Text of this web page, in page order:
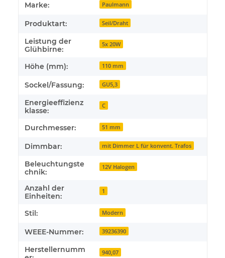
Marke: Paulmann
Produktart: Seil/Draht
Leistung der
Glühbirne:
5x 20W
Höhe (mm): 110 mm
Sockel/Fassung: GU5,3
Energieeffizienz
klasse:
C
Durchmesser: 51 mm
Dimmbar: mit Dimmer L für konvent. Trafos
Beleuchtungste
chnik:
12V Halogen
Anzahl der
Einheiten:
1
Stil: Modern
WEEE-Nummer: 39236390
Herstellernumm
940,07